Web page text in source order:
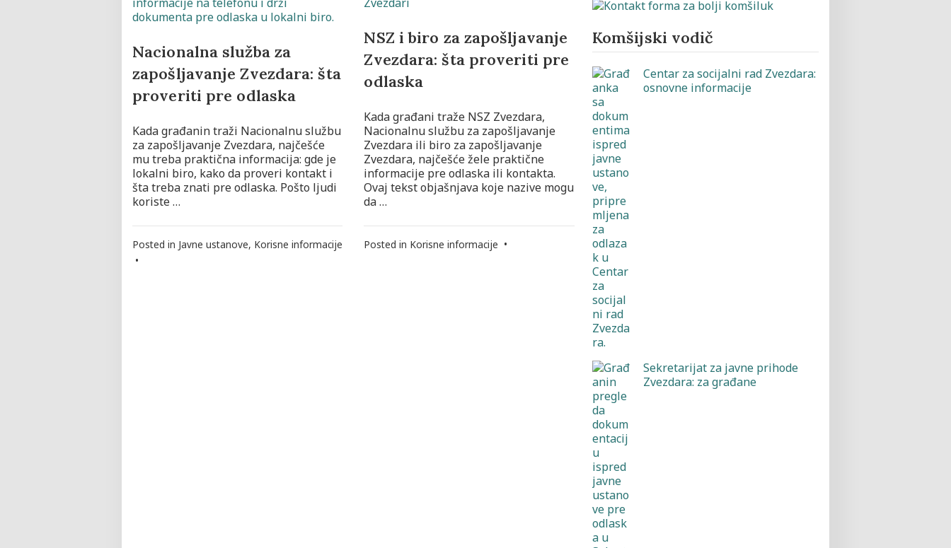
Nacionalna služba za
zapošljavanje Zvezdara: šta
proveriti pre odlaska
Kada građanin traži Nacionalnu službu
za zapošljavanje Zvezdara, najčešće
mu treba praktična informacija: gde je
lokalni biro, kako da proveri kontakt i
šta treba znati pre odlaska. Pošto ljudi
koriste …
Posted in Javne ustanove, Korisne informacije
•
NSZ i biro za zapošljavanje
Zvezdara: šta proveriti pre
odlaska
Kada građani traže NSZ Zvezdara,
Nacionalnu službu za zapošljavanje
Zvezdara ili biro za zapošljavanje
Zvezdara, najčešće žele praktične
informacije pre odlaska ili kontakta.
Ovaj tekst objašnjava koje nazive mogu
da …
Posted in Korisne informacije •
Komšijski vodič
Centar za socijalni rad Zvezdara:
osnovne informacije
Sekretarijat za javne prihode
Zvezdara: za građane